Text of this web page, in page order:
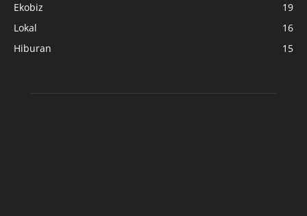
Ekobiz
19
Lokal
16
Hiburan
15